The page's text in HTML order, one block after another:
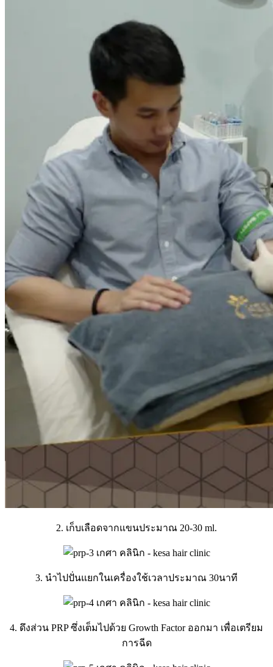
2. เก็บเลือดจากแขนประมาณ 20-30 ml.
3. นำไปปั่นแยกในเครื่องใช้เวลาประมาณ 30นาที
4. ดึงส่วน PRP ซึ่งเต็มไปด้วย Growth Factor ออกมา เพื่อเตรียม
การฉีด